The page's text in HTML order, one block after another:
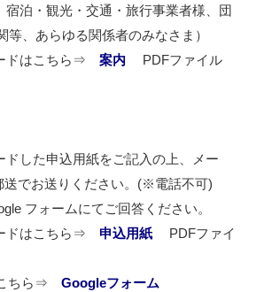
宿泊・観光・交通・旅行事業者様、団
等、あらゆる関係者のみなさま）
ードはこちら⇒案内
PDFファイル
ドした申込用紙をご記入の上、メー
送でお送りください。(※電話不可)
フォームにてご回答ください。
ドはこちら⇒ 申込用紙
PDFファイ
こちら⇒Googleフォーム